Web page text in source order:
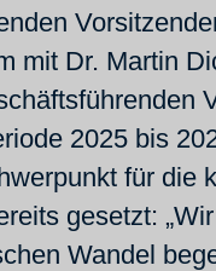
mit Dr. Martin
2025 bis
für die
gesetzt:
Wandel